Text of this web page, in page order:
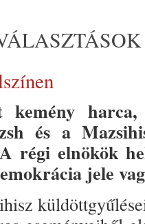
kemény
és a
régi elnö­kök
jele